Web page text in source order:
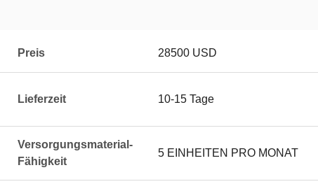
Preis 28500 USD
Lieferzeit 10-15 Tage
Versorgungsmaterial-
Fähigkeit
5 EINHEITEN PRO MONAT